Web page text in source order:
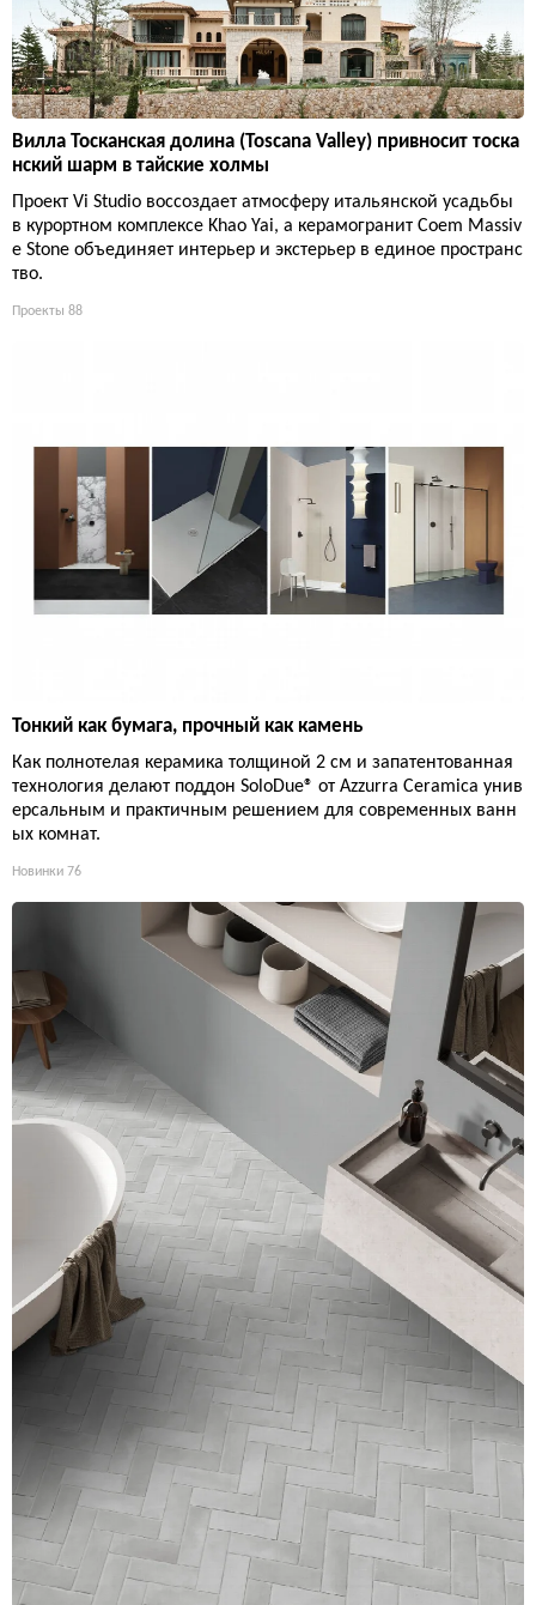
Вилла Тосканская долина (Toscana Valley) привносит тоска
нский шарм в тайские холмы
Проект Vi Studio воссоздает атмосферу итальянской усадьбы
в курортном комплексе Khao Yai, а керамогранит Coem Massiv
e Stone объединяет интерьер и экстерьер в единое пространс
тво.
Проекты 88
Тонкий как бумага, прочный как камень
Как полнотелая керамика толщиной 2 см и запатентованная
технология делают поддон SoloDue® от Azzurra Ceramica унив
ерсальным и практичным решением для современных ванн
ых комнат.
Новинки 76